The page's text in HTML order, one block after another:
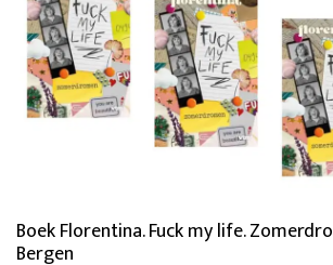
Boek Florentina. Fuck my life.
Bergen